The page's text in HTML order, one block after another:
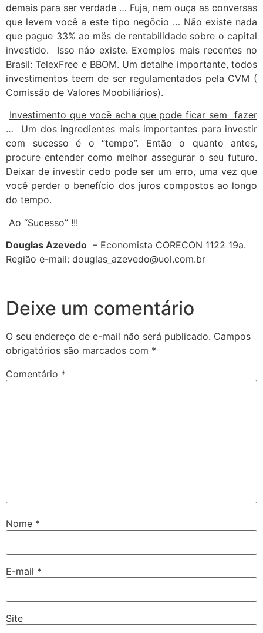
demais para ser verdade … Fuja, nem ouça as conversas
que levem você a este tipo negõcio … Não existe nada
que pague 33% ao mës de rentabilidade sobre o capital
investido. Isso náo existe. Exemplos mais recentes no
Brasil: TelexFree e BBOM. Um detalhe importante, todos
investimentos teem de ser regulamentados pela CVM (
Comissão de Valores Moobiliários).
Investimento que vocë acha que pode ficar sem fazer
… Um dos ingredientes mais importantes para investir
com sucesso é o “tempo”. Então o quanto antes,
procure entender como melhor assegurar o seu futuro.
Deixar de investir cedo pode ser um erro, uma vez que
você perder o benefício dos juros compostos ao longo
do tempo.
Ao “Sucesso” !!!
Douglas Azevedo – Economista CORECON 1122 19a.
Região e-mail: douglas_azevedo@uol.com.br
Deixe um comentário
O seu endereço de e-mail não será publicado. Campos
obrigatórios são marcados com *
Comentário *
Nome *
E-mail *
Site